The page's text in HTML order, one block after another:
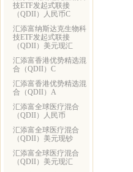
技ETF发起式联接
（QDII）人民币C
汇添富纳斯达克生物科
技ETF发起式联接
（QDII）美元现汇
汇添富香港优势精选混
合（QDII）C
汇添富香港优势精选混
合（QDII）A
汇添富全球医疗混合
（QDII）人民币
汇添富全球医疗混合
（QDII）美元现钞
汇添富全球医疗混合
（QDII）美元现汇